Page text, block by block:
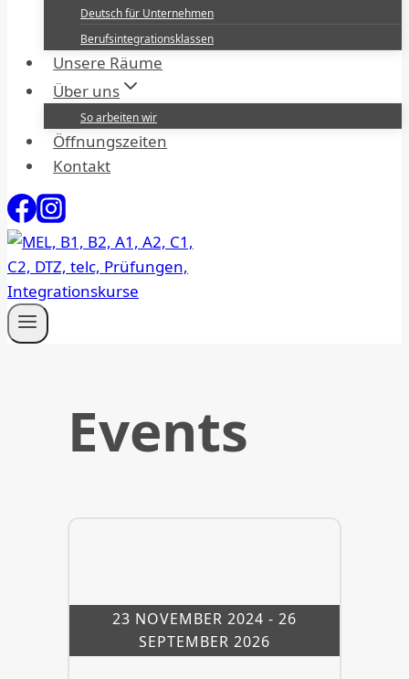
Deutsch für Unternehmen
Berufsintegrationsklassen
Unsere Räume
Über uns
So arbeiten wir
Öffnungszeiten
Kontakt
Events
23 NOVEMBER 2024 - 26
SEPTEMBER 2026